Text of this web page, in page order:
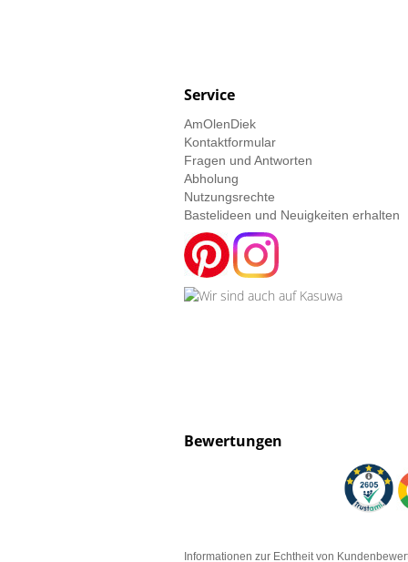
Service
AmOlenDiek
Kontaktformular
Fragen und Antworten
Abholung
Nutzungsrechte
Bastelideen und Neuigkeiten erhalten
Bewertungen
Informationen zur Echtheit von